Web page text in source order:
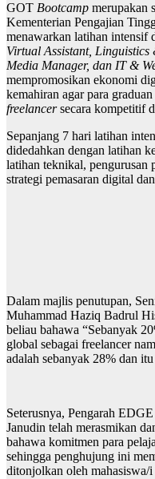
GOT Bootcamp merupakan
Kementerian Pengajian
menawarkan latihan intensif
Virtual Assistant,
Media Manager, dan IT &
mempromosikan ekonomi
kemahiran agar para
freelancersecara kompetitif
Sepanjang 7 hari latihan
didedahkan dengan latihan
latihan teknikal, pengurusan
strategi pemasaran digital
Dalam majlis penutupan,
Muhammad Haziq Badrul
beliau bahawa “Sebanyak
global sebagai freelancer
adalah sebanyak 28% dan
Seterusnya, Pengarah
Janudin telah merasmikan
bahawa komitmen para
sehingga penghujung ini
ditonjolkan oleh mahasiswa/